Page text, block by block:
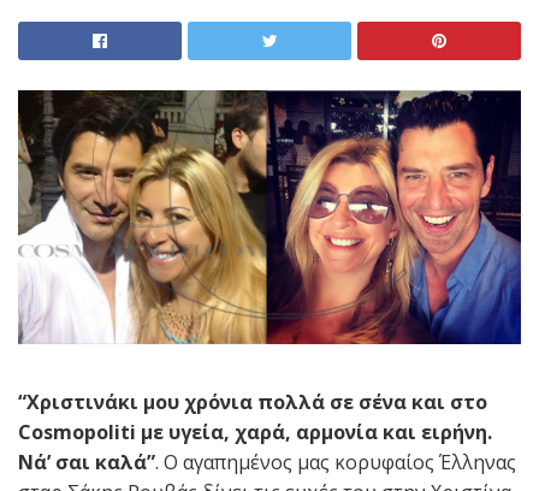
“Xριστινάκι μου χρόνια πολλά σε σένα και στο
Cosmopoliti με υγεία, χαρά, αρμονία και ειρήνη.
Νά’ σαι καλά”. Ο αγαπημένος μας κορυφαίος Έλληνας